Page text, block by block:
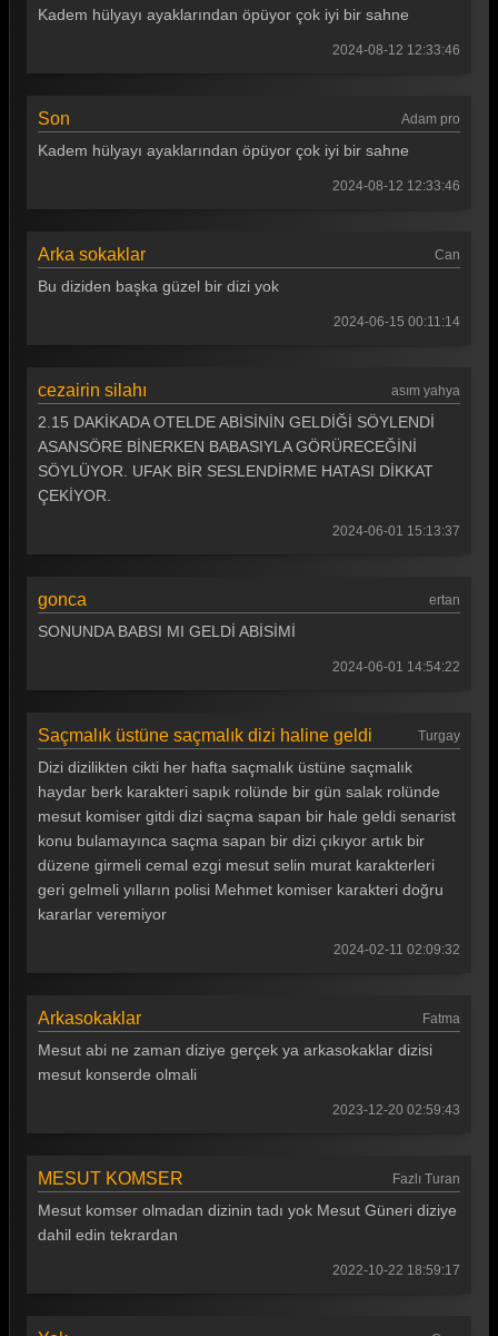
Arka Sokaklar 83. Bölüm
Arka Sokaklar 80. Bölüm
Arka Sokaklar 77. Bölüm
Arka Sokaklar 76. Bölüm
Arka Sokaklar 73. Bölüm
Arka Sokaklar 72. Bölüm
Arka Sokaklar 71. Bölüm
Arka Sokaklar 68. Bölüm
Arka Sokaklar 65. Bölüm
Arka Sokaklar 64. Bölüm
Arka Sokaklar 63. Bölüm
Arka Sokaklar 62. Bölüm
Arka Sokaklar 61. Bölüm
Arka Sokaklar 58. Bölüm
Arka Sokaklar 57. Bölüm
Arka Sokaklar 54. Bölüm
Arka Sokaklar 53. Bölüm
Kadem hülyayı ayaklarından öpüyor çok iyi bir sahne
2024-08-12 12:33:46
Son Adam pro
Kadem hülyayı ayaklarından öpüyor çok iyi bir sahne
2024-08-12 12:33:46
Arka sokaklar Can
Bu diziden başka güzel bir dizi yok
2024-06-15 00:11:14
cezairin silahı asım yahya
2.15 DAKİKADA OTELDE ABİSİNİN GELDİĞİ SÖYLENDİ
ASANSÖRE BİNERKEN BABASIYLA GÖRÜRECEĞİNİ
SÖYLÜYOR. UFAK BİR SESLENDİRME HATASI DİKKAT
ÇEKİYOR.
2024-06-01 15:13:37
gonca ertan
SONUNDA BABSI MI GELDİ ABİSİMİ
2024-06-01 14:54:22
Saçmalık üstüne saçmalık dizi haline geldi Turgay
Dizi dizilikten cikti her hafta saçmalık üstüne saçmalık
haydar berk karakteri sapık rolünde bir gün salak rolünde
mesut komiser gitdi dizi saçma sapan bir hale geldi senarist
konu bulamayınca saçma sapan bir dizi çıkıyor artık bir
düzene girmeli cemal ezgi mesut selin murat karakterleri
geri gelmeli yılların polisi Mehmet komiser karakteri doğru
kararlar veremiyor
2024-02-11 02:09:32
Arkasokaklar Fatma
Mesut abi ne zaman diziye gerçek ya arkasokaklar dizisi
mesut konserde olmali
2023-12-20 02:59:43
MESUT KOMSER Fazlı Turan
Mesut komser olmadan dizinin tadı yok Mesut Güneri diziye
dahil edin tekrardan
2022-10-22 18:59:17